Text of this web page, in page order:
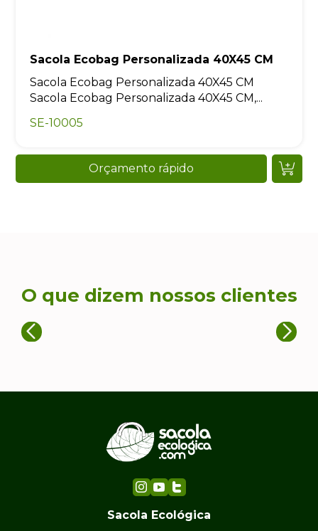
Sacola Ecobag Personalizada 40X45 CM
Sacola Ecobag Personalizada 40X45 CM
Sacola Ecobag Personalizada 40X45 CM,...
SE-10005
Orçamento rápido
O que dizem nossos clientes
Sacola Ecológica